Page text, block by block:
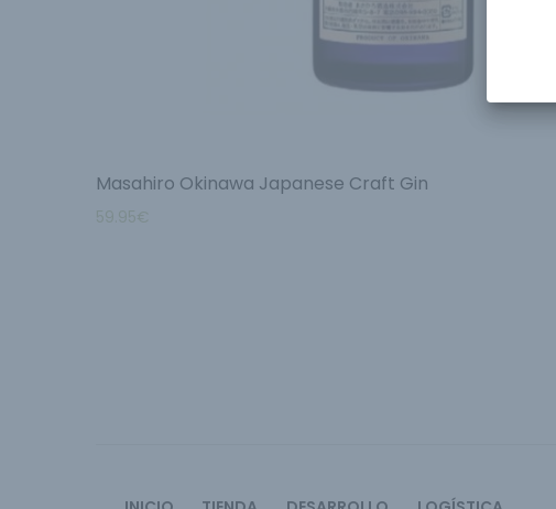
Masahiro Okinawa Japanese Craft Gin
59.95€